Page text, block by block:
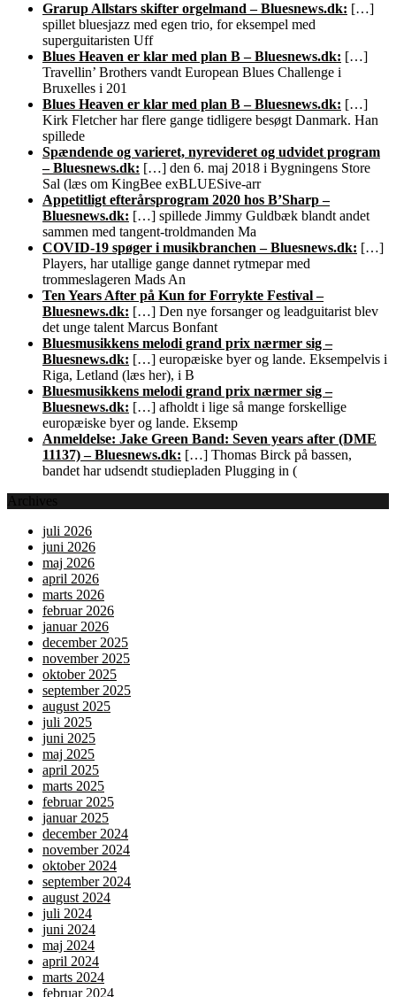
Grarup Allstars skifter orgelmand – Bluesnews.dk: […]
spillet bluesjazz med egen trio, for eksempel med
superguitaristen Uff
Blues Heaven er klar med plan B – Bluesnews.dk: […]
Travellin’ Brothers vandt European Blues Challenge i
Bruxelles i 201
Blues Heaven er klar med plan B – Bluesnews.dk: […]
Kirk Fletcher har flere gange tidligere besøgt Danmark. Han
spillede
Spændende og varieret, nyrevideret og udvidet program
– Bluesnews.dk: […] den 6. maj 2018 i Bygningens Store
Sal (læs om KingBee exBLUESive-arr
Appetitligt efterårsprogram 2020 hos B’Sharp –
Bluesnews.dk: […] spillede Jimmy Guldbæk blandt andet
sammen med tangent-troldmanden Ma
COVID-19 spøger i musikbranchen – Bluesnews.dk: […]
Players, har utallige gange dannet rytmepar med
trommeslageren Mads An
Ten Years After på Kun for Forrykte Festival –
Bluesnews.dk: […] Den nye forsanger og leadguitarist blev
det unge talent Marcus Bonfant
Bluesmusikkens melodi grand prix nærmer sig –
Bluesnews.dk: […] europæiske byer og lande. Eksempelvis i
Riga, Letland (læs her), i B
Bluesmusikkens melodi grand prix nærmer sig –
Bluesnews.dk: […] afholdt i lige så mange forskellige
europæiske byer og lande. Eksemp
Anmeldelse: Jake Green Band: Seven years after (DME
11137) – Bluesnews.dk: […] Thomas Birck på bassen,
bandet har udsendt studiepladen Plugging in (
Archives
juli 2026
juni 2026
maj 2026
april 2026
marts 2026
februar 2026
januar 2026
december 2025
november 2025
oktober 2025
september 2025
august 2025
juli 2025
juni 2025
maj 2025
april 2025
marts 2025
februar 2025
januar 2025
december 2024
november 2024
oktober 2024
september 2024
august 2024
juli 2024
juni 2024
maj 2024
april 2024
marts 2024
februar 2024